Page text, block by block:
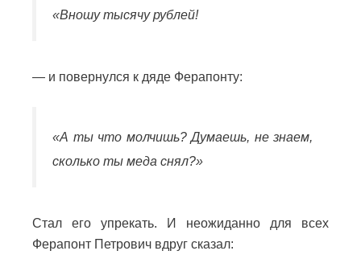
«Вношу тысячу рублей!
— и повернулся к дяде Ферапонту:
«А ты что молчишь? Думаешь, не знаем,
сколько ты меда снял?»
Стал его упрекать. И неожиданно для всех
Ферапонт Петрович вдруг сказал: